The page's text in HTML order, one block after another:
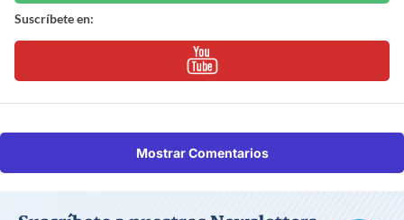
Suscríbete en:
Mostrar Comentarios